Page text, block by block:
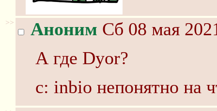
>> Аноним Сб 08 мая
А где Dyor?
c: inbio непонятно на